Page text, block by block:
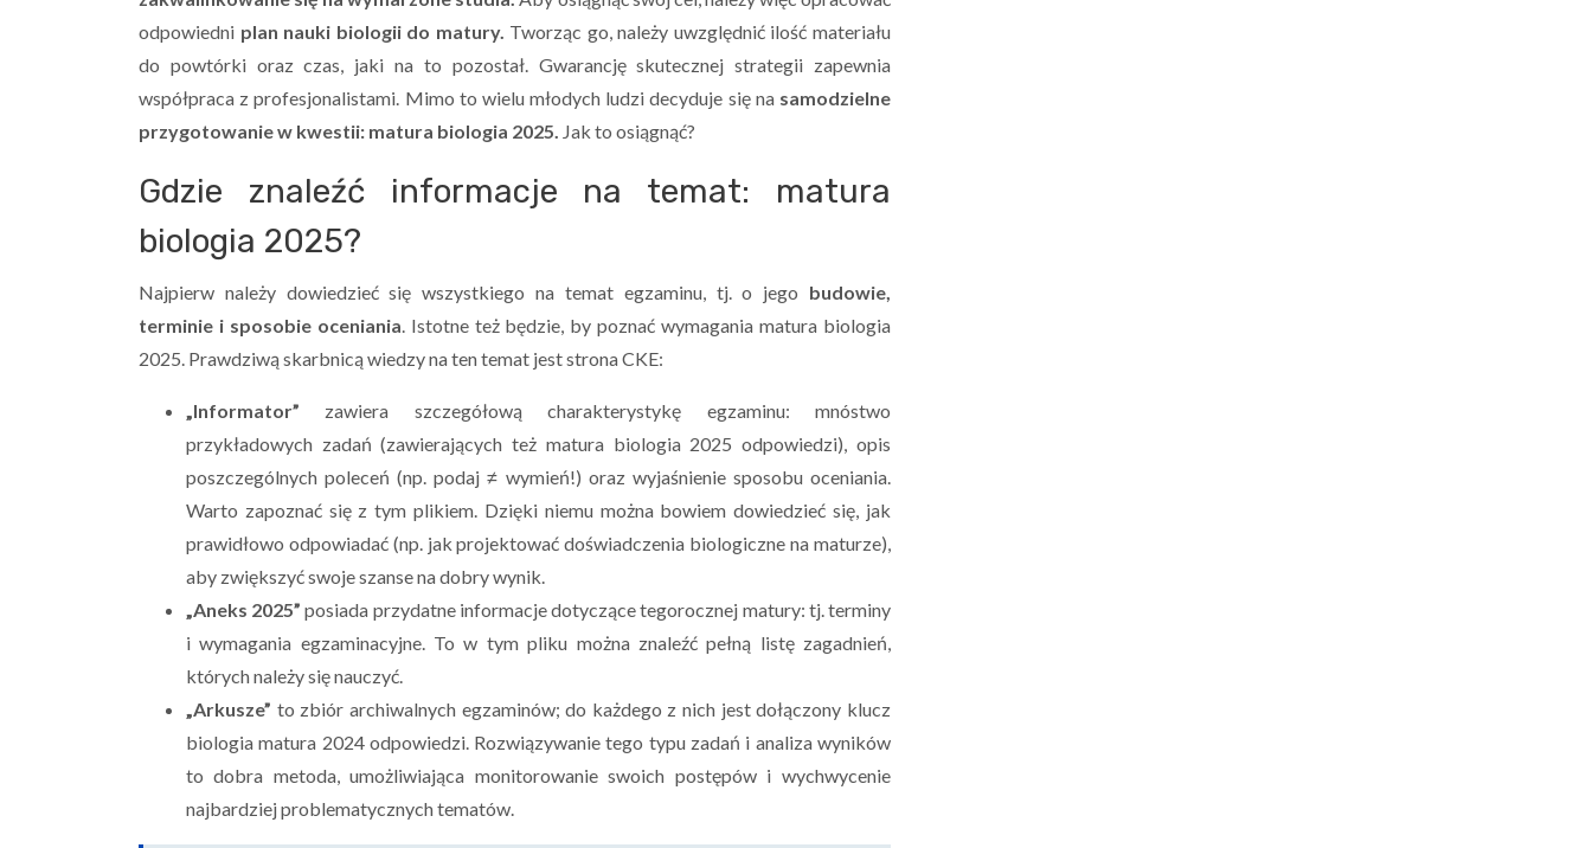
odpowiedni plan nauki biologii do matury. Tworząc go, należy uwzględnić ilość materiału
do powtórki oraz czas, jaki na to pozostał. Gwarancję skutecznej strategii zapewnia
współpraca z profesjonalistami. Mimo to wielu młodych ludzi decyduje się na samodzielne
przygotowanie w kwestii: matura biologia 2025. Jak to osiągnąć?
Gdzie znaleźć informacje na temat: matura
biologia 2025?
Najpierw należy dowiedzieć się wszystkiego na temat egzaminu, tj. o jego budowie,
terminie i sposobie oceniania. Istotne też będzie, by poznać wymagania matura biologia
2025. Prawdziwą skarbnicą wiedzy na ten temat jest strona CKE:
„Informator” zawiera szczegółową charakterystykę egzaminu: mnóstwo
przykładowych zadań (zawierających też matura biologia 2025 odpowiedzi), opis
poszczególnych poleceń (np. podaj ≠ wymień!) oraz wyjaśnienie sposobu oceniania.
Warto zapoznać się z tym plikiem. Dzięki niemu można bowiem dowiedzieć się, jak
prawidłowo odpowiadać (np. jak projektować doświadczenia biologiczne na maturze),
aby zwiększyć swoje szanse na dobry wynik.
„Aneks 2025” posiada przydatne informacje dotyczące tegorocznej matury: tj. terminy
i wymagania egzaminacyjne. To w tym pliku można znaleźć pełną listę zagadnień,
których należy się nauczyć.
„Arkusze” to zbiór archiwalnych egzaminów; do każdego z nich jest dołączony klucz
biologia matura 2024 odpowiedzi. Rozwiązywanie tego typu zadań i analiza wyników
to dobra metoda, umożliwiająca monitorowanie swoich postępów i wychwycenie
najbardziej problematycznych tematów.